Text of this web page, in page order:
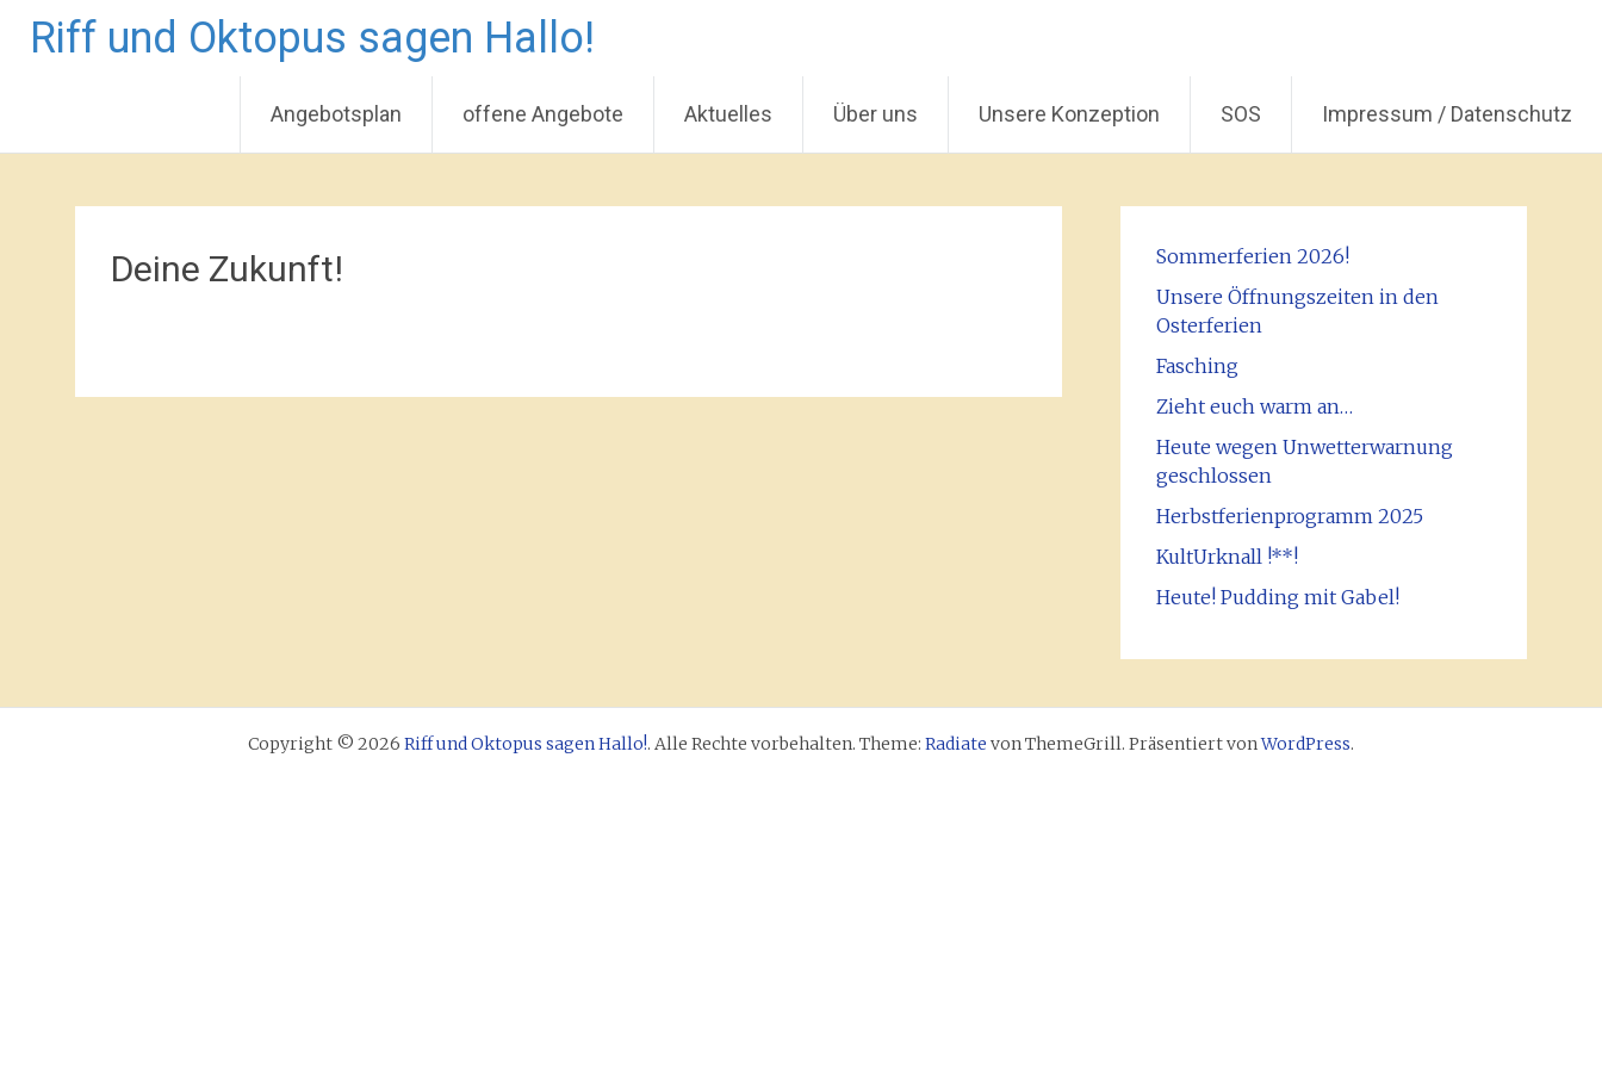
Riff und Oktopus sagen Hallo!
Angebotsplan offene Angebote Aktuelles Über uns Unsere Konzeption SOS Impressum / Datenschutz
Deine Zukunft!
Sommerferien 2026!
Unsere Öffnungszeiten in den
Osterferien
Fasching
Zieht euch warm an…
Heute wegen Unwetterwarnung
geschlossen
Herbstferienprogramm 2025
KultUrknall !**!
Heute! Pudding mit Gabel!
Copyright © 2026 Riff und Oktopus sagen Hallo!. Alle Rechte vorbehalten. Theme: Radiate von ThemeGrill. Präsentiert vonWordPress.